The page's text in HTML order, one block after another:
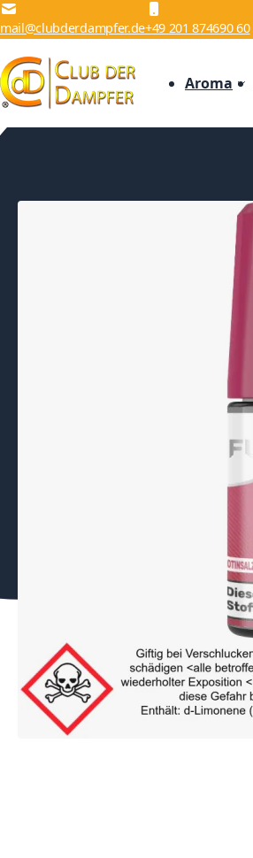
Zum Inhalt springen
mail@clubderdampfer.de+49 201 874690 60
Aroma